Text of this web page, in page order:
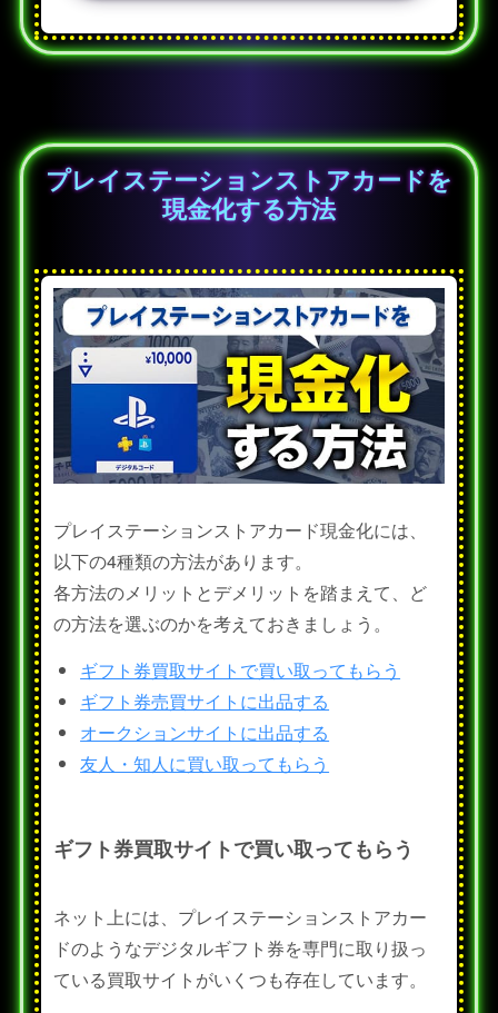
プレイステーションストアカードを
現金化する方法
プレイステーションストアカード現金化には、
以下の4種類の方法があります。
各方法のメリットとデメリットを踏まえて、ど
の方法を選ぶのかを考えておきましょう。
ギフト券買取サイトで買い取ってもらう
ギフト券売買サイトに出品する
オークションサイトに出品する
友人・知人に買い取ってもらう
ギフト券買取サイトで買い取ってもらう
ネット上には、プレイステーションストアカー
ドのようなデジタルギフト券を専門に取り扱っ
ている買取サイトがいくつも存在しています。